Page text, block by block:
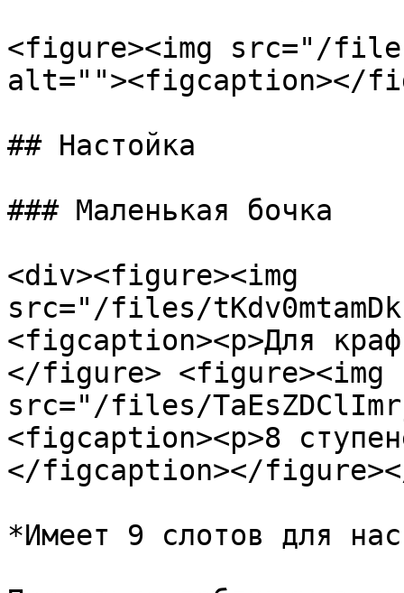
<figure><img src="/files/
alt=""><figcaption></
## Настойка
### Маленькая бочка
<div><figure><img
src="/files/
<figcaption><p>Для
</figure> <figure><img
src="/files/
<figcaption><p>8
</figcaption></
*Имеет 9 слотов для